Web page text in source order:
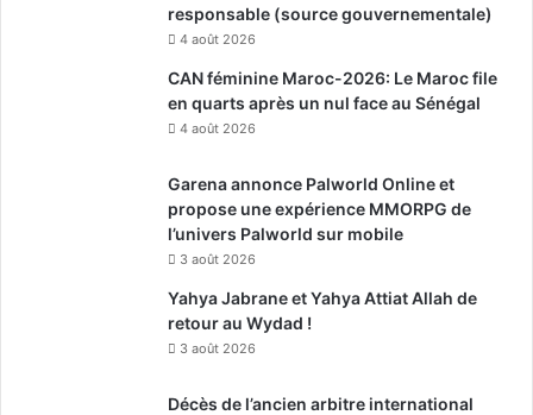
responsable (source gouvernementale)
4 août 2026
CAN féminine Maroc-2026: Le Maroc file
en quarts après un nul face au Sénégal
4 août 2026
Garena annonce Palworld Online et
propose une expérience MMORPG de
l’univers Palworld sur mobile
3 août 2026
Yahya Jabrane et Yahya Attiat Allah de
retour au Wydad !
3 août 2026
Décès de l’ancien arbitre international